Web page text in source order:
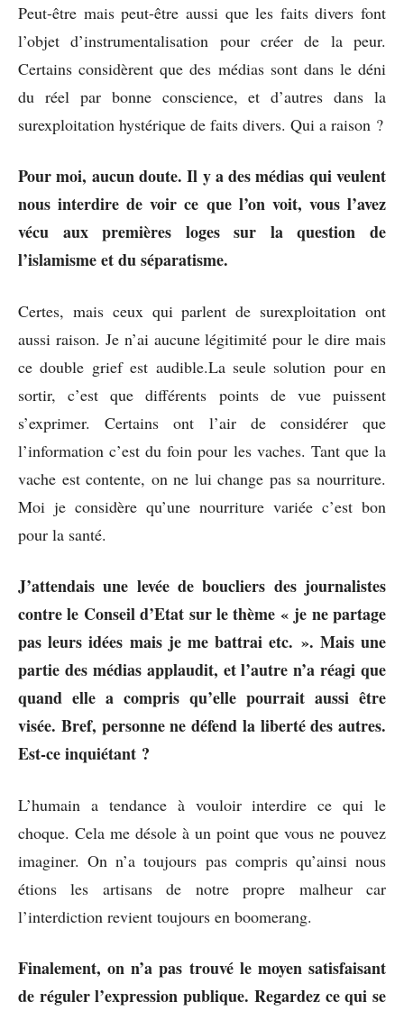
Peut-être mais peut-être aussi que les faits divers font
l’objet d’instrumentalisation pour créer de la peur.
Certains considèrent que des médias sont dans le déni
du réel par bonne conscience, et d’autres dans la
surexploitation hystérique de faits divers. Qui a raison ?
Pour moi, aucun doute. Il y a des médias qui veulent
nous interdire de voir ce que l’on voit, vous l’avez
vécu aux premières loges sur la question de
l’islamisme et du séparatisme.
Certes, mais ceux qui parlent de surexploitation ont
aussi raison. Je n’ai aucune légitimité pour le dire mais
ce double grief est audible.La seule solution pour en
sortir, c’est que différents points de vue puissent
s’exprimer. Certains ont l’air de considérer que
l’information c’est du foin pour les vaches. Tant que la
vache est contente, on ne lui change pas sa nourriture.
Moi je considère qu’une nourriture variée c’est bon
pour la santé.
J’attendais une levée de boucliers des journalistes
contre le Conseil d’Etat sur le thème « je ne partage
pas leurs idées mais je me battrai etc. ». Mais une
partie des médias applaudit, et l’autre n’a réagi que
quand elle a compris qu’elle pourrait aussi être
visée. Bref, personne ne défend la liberté des autres.
Est-ce inquiétant ?
L’humain a tendance à vouloir interdire ce qui le
choque. Cela me désole à un point que vous ne pouvez
imaginer. On n’a toujours pas compris qu’ainsi nous
étions les artisans de notre propre malheur car
l’interdiction revient toujours en boomerang.
Finalement, on n’a pas trouvé le moyen satisfaisant
de réguler l’expression publique. Regardez ce qui se